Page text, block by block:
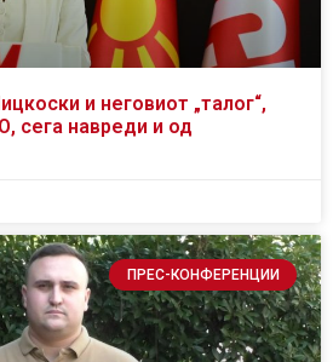
и неговиот „талог“,
сега навреди и од
ПРЕС-КОНФЕРЕНЦИИ